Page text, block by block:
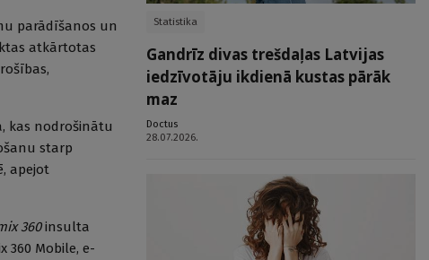
parādīšanos un
atkārtotas
kas nodrošinātu
starp
apejot
360insulta
360 Mobile, e-
Statistika
Gandrīz divas trešdaļas Latvijas
iedzīvotāju ikdienā kustas pārāk
maz
Doctus
28.07.2026.